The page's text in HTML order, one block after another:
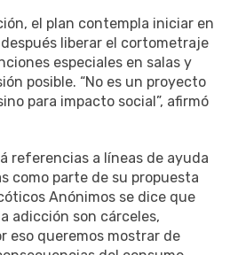
el plan contempla iniciar en
liberar el cortometraje
especiales en salas y
posible. “No es un proyecto
para impacto social”, afirmó
referencias a líneas de ayuda
como parte de su propuesta
Anónimos se dice que
adicción son cárceles,
eso queremos mostrar de